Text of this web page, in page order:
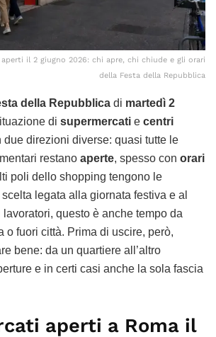
aperti il 2 giugno 2026: chi apre, chi chiude e gli orari
della Festa della Repubblica
della Repubblica di martedì 2
di supermercati e centri
due direzioni diverse: quasi tutte le
restano aperte, spesso con orari
poli dello shopping tengono le
legata alla giornata festiva e al
lavoratori, questo è anche tempo da
o fuori città. Prima di uscire, però,
bene: da un quartiere all’altro
e in certi casi anche la sola fascia
aperti a Roma il